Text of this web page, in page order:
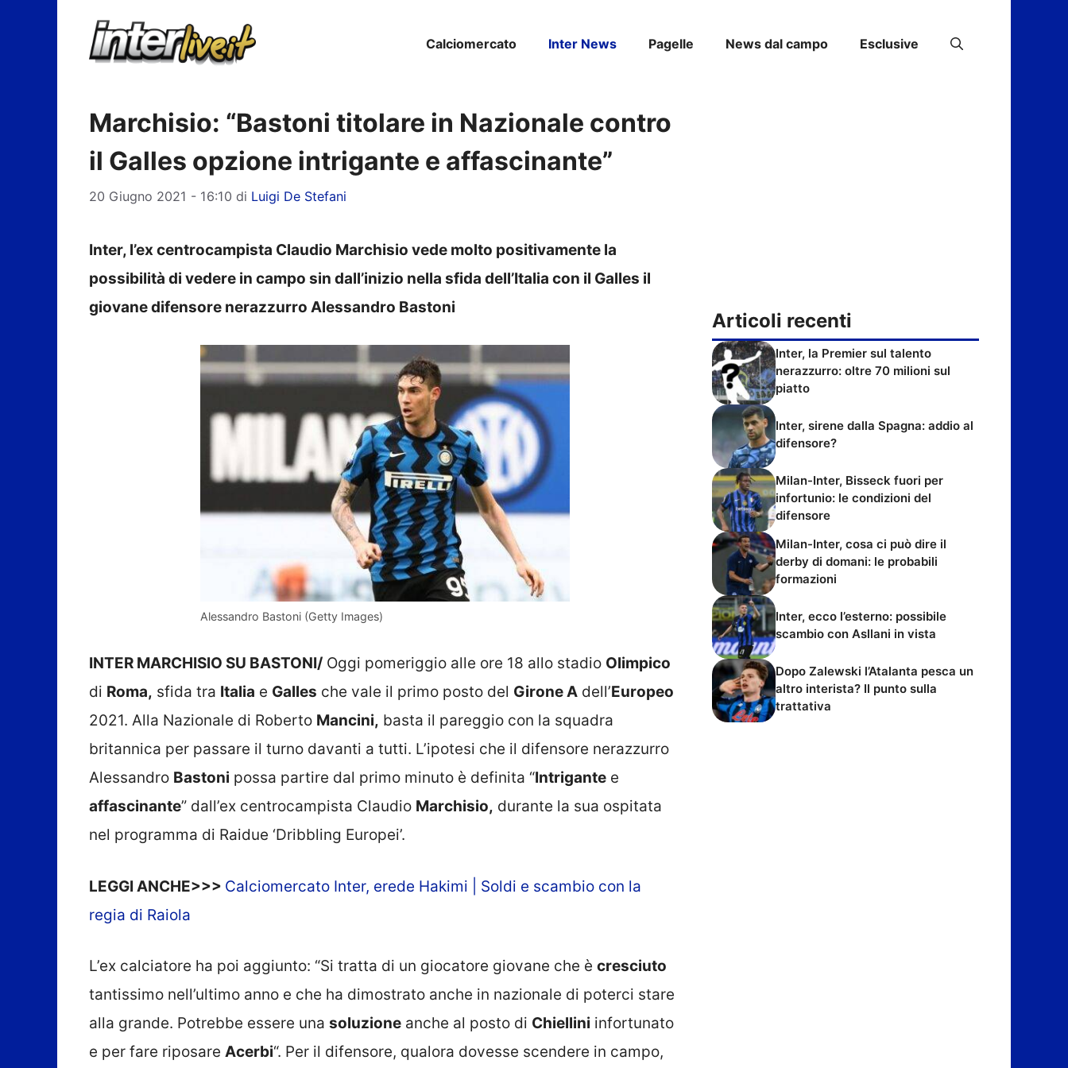
Calciomercato Inter News Pagelle News dal campo Esclusive
Marchisio: “Bastoni titolare in Nazionale contro
il Galles opzione intrigante e affascinante”
20 Giugno 2021 - 16:10 di Luigi De Stefani
Inter, l’ex centrocampista Claudio Marchisio vede molto positivamente la
possibilità di vedere in campo sin dall’inizio nella sfida dell’Italia con il Galles il
giovane difensore nerazzurro Alessandro Bastoni
Alessandro Bastoni (Getty Images)
INTER MARCHISIO SU BASTONI/ Oggi pomeriggio alle ore 18 allo stadio Olimpico
di Roma, sfida tra Italia e Galles che vale il primo posto del Girone A dell’Europeo
2021. Alla Nazionale di Roberto Mancini, basta il pareggio con la squadra
britannica per passare il turno davanti a tutti. L’ipotesi che il difensore nerazzurro
Alessandro Bastoni possa partire dal primo minuto è definita “Intrigante e
affascinante” dall’ex centrocampista Claudio Marchisio, durante la sua ospitata
nel programma di Raidue ‘Dribbling Europei’.
LEGGI ANCHE>>> Calciomercato Inter, erede Hakimi | Soldi e scambio con la
regia di Raiola
L’ex calciatore ha poi aggiunto: “Si tratta di un giocatore giovane che è cresciuto
tantissimo nell’ultimo anno e che ha dimostrato anche in nazionale di poterci stare
alla grande. Potrebbe essere una soluzione anche al posto di Chiellini infortunato
e per fare riposare Acerbi“. Per il difensore, qualora dovesse scendere in campo,
Articoli recenti
Inter, la Premier sul talento
nerazzurro: oltre 70 milioni sul
piatto
Inter, sirene dalla Spagna: addio al
difensore?
Milan-Inter, Bisseck fuori per
infortunio: le condizioni del
difensore
Milan-Inter, cosa ci può dire il
derby di domani: le probabili
formazioni
Inter, ecco l’esterno: possibile
scambio con Asllani in vista
Dopo Zalewski l’Atalanta pesca un
altro interista? Il punto sulla
trattativa